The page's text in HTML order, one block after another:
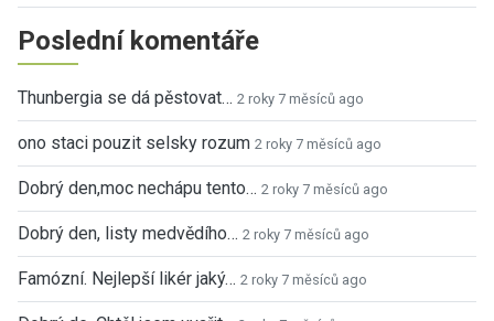
Poslední komentáře
Thunbergia se dá pěstovat… 2 roky 7 měsíců ago
ono staci pouzit selsky rozum 2 roky 7 měsíců ago
Dobrý den,moc nechápu tento… 2 roky 7 měsíců ago
Dobrý den, listy medvědího… 2 roky 7 měsíců ago
Famózní. Nejlepší likér jaký… 2 roky 7 měsíců ago